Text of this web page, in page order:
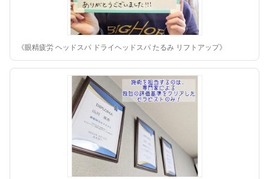
《眼精疲労 ヘッドスパ ドライヘッドスパ たるみ リフトアップ》